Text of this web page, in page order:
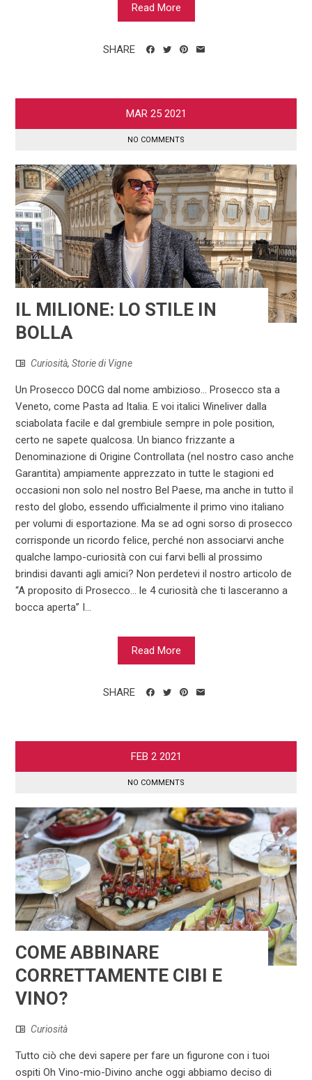
Read More
SHARE
MAR 25 2021
NO COMMENTS
IL MILIONE: LO STILE IN
BOLLA
Curiosità,Storie di Vigne
Un Prosecco DOCG dal nome ambizioso… Prosecco sta a
Veneto, come Pasta ad Italia. E voi italici Wineliver dalla
sciabolata facile e dal grembiule sempre in pole position,
certo ne sapete qualcosa. Un bianco frizzante a
Denominazione di Origine Controllata (nel nostro caso anche
Garantita) ampiamente apprezzato in tutte le stagioni ed
occasioni non solo nel nostro Bel Paese, ma anche in tutto il
resto del globo, essendo ufficialmente il primo vino italiano
per volumi di esportazione. Ma se ad ogni sorso di prosecco
corrisponde un ricordo felice, perché non associarvi anche
qualche lampo-curiosità con cui farvi belli al prossimo
brindisi davanti agli amici? Non perdetevi il nostro articolo de
“A proposito di Prosecco… le 4 curiosità che ti lasceranno a
bocca aperta” I...
Read More
SHARE
FEB 2 2021
NO COMMENTS
COME ABBINARE
CORRETTAMENTE CIBI E
VINO?
Curiosità
Tutto ciò che devi sapere per fare un figurone con i tuoi
ospiti Oh Vino-mio-Divino anche oggi abbiamo deciso di